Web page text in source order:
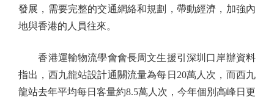
發展，需要完整的交通網絡和規劃，帶動經濟，加強內
地與香港的人員往來。
香港運輸物流學會會長周文生援引深圳口岸辦資料
指出，西九龍站設計通關流量為每日20萬人次，而西九
龍站去年平均每日客量約8.5萬人次，今年個別高峰日更